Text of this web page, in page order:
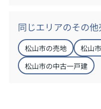
同じエリアのその
松山市の売地
松山
松山市の中古一戸建